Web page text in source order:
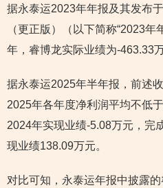
据永泰运2023年年报及其发布
（更正版）（以下简称“2023
年，睿博龙实际业绩为-463.33万
据永泰运2025年半年报，前述
2025年各年度净利润平均不低
2024年实现业绩-5.08万元，完
现业绩138.09万元。
对比可知，永泰运年报中披露